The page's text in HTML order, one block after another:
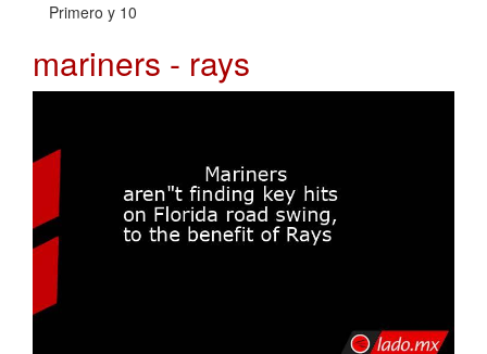
Primero y 10
mariners - rays